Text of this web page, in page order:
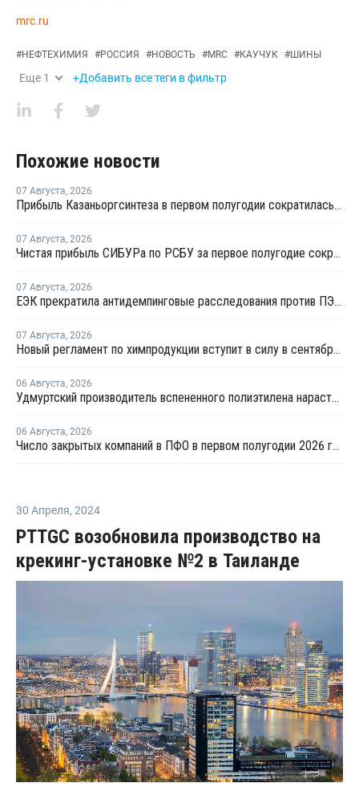
mrc.ru
#НЕФТЕХИМИЯ #РОССИЯ #НОВОСТЬ #MRC #КАУЧУК #ШИНЫ
Еще 1 +Добавить все теги в фильтр
Похожие новости
07 Августа, 2026
Прибыль Казаньоргсинтеза в первом полугодии сократилась более чем в 2 раза
07 Августа, 2026
Чистая прибыль СИБУРа по РСБУ за первое полугодие сократилась в 3,6 раза
07 Августа, 2026
ЕЭК прекратила антидемпинговые расследования против ПЭ и ПП из Азербайджана и Туркменистана
07 Августа, 2026
Новый регламент по химпродукции вступит в силу в сентябре 2027 года
06 Августа, 2026
Удмуртский производитель вспененного полиэтилена нарастит выпуск на 15%
06 Августа, 2026
Число закрытых компаний в ПФО в первом полугодии 2026 года вдвое превысило число новых
30 Апреля, 2024
PTTGC возобновила производство на
крекинг-установке №2 в Таиланде